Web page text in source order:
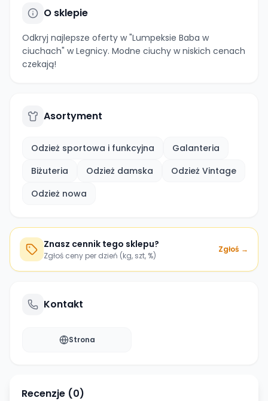
O sklepie
Odkryj najlepsze oferty w "Lumpeksie Baba w
ciuchach" w Legnicy. Modne ciuchy w niskich cenach
czekają!
Asortyment
Odzież sportowa i funkcyjna
Galanteria
Biżuteria
Odzież damska
Odzież Vintage
Odzież nowa
Znasz cennik tego sklepu?
Zgłoś ceny per dzień (kg, szt, %)
Zgłoś →
Kontakt
Strona
Recenzje (0)